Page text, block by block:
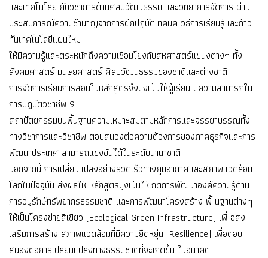
และเทคโนโลยี กับวิชาการด้านศิลปวัฒนธรรม และวิทยาการจัดการ ผ่าน
ประสบการณ์ความชำนาญจากการฝึกปฏิบัติเทคนิค วิธีการเรียนรู้และก้าว
ทันเทคโนโลยีแผนใหม่
ให้มีความรู้และตระหนักถึงความเชื่อมโยงกับสหศาสตร์แขนงต่างๆ ทั้ง
สังคมศาสตร์ มนุษยศาสตร์ ศิลปวัฒนธรรมของชาติและต่างชาติ
การจัดการเรียนการสอนในหลักสูตรจึงมุ่งเน้นให้ผู้เรียน มีความสามารถใน
การปฏิบัติวิชาชีพ 9
สถาปัตยกรรมบนพื้นฐานความเหมาะสมตามหลักการและจรรยาบรรณทั้ง
ทางวิชาการและวิชาชีพ ตอบสนองต่อความต้องการของภาคธุรกิจและการ
พัฒนาประเทศ สามารถแข่งขันได้ในระดับนานาชาติ
นอกจากนี้ การเปลี่ยนแปลงอย่างรวดเร็วทางภูมิอากาศและสภาพแวดล้อม
โลกในปัจจุบัน ส่งผลให้ หลักสูตรมุ่งเน้นให้เกิดการพัฒนาองค์ความรู้ด้าน
การอนุรักษ์ทรัพยากรธรรมชาติ และการพัฒนาโครงสร้าง พื้ นฐานต่างๆ
ให้เป็นโครงข่ายสีเขียว (Ecological Green Infrastructure) เพื่ อส่ง
เสริมการสร้าง สภาพแวดล้อมที่มีความยืดหยุ่น (Resilience) เพื่อตอบ
สนองต่อการเปลี่ยนแปลงทางธรรมชาติที่จะเกิดขึ้น ในอนาคต